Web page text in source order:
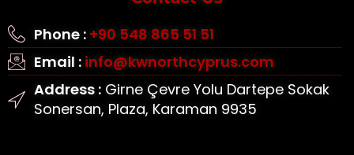
Phone : +90 548 865 51 51
Email : info@kwnorthcyprus.com
Address :Girne Çevre Yolu Dartepe Sokak
Sonersan, Plaza, Karaman 9935